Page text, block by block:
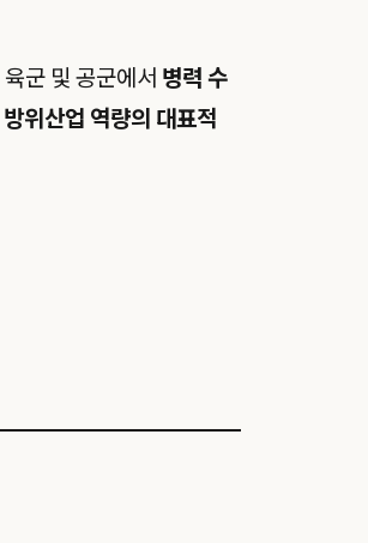
군 및 공군에서 병력 수
위산업 역량의 대표적